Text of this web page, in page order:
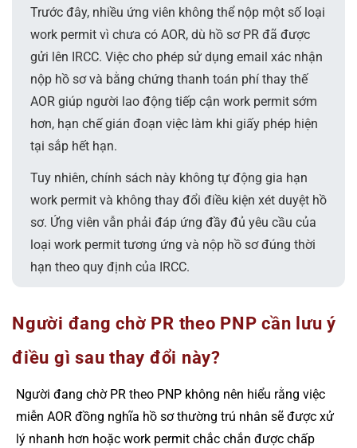
Trước đây, nhiều ứng viên không thể nộp một số loại
work permit vì chưa có AOR, dù hồ sơ PR đã được
gửi lên IRCC. Việc cho phép sử dụng email xác nhận
nộp hồ sơ và bằng chứng thanh toán phí thay thế
AOR giúp người lao động tiếp cận work permit sớm
hơn, hạn chế gián đoạn việc làm khi giấy phép hiện
tại sắp hết hạn.
Tuy nhiên, chính sách này không tự động gia hạn
work permit và không thay đổi điều kiện xét duyệt hồ
sơ. Ứng viên vẫn phải đáp ứng đầy đủ yêu cầu của
loại work permit tương ứng và nộp hồ sơ đúng thời
hạn theo quy định của IRCC.
Người đang chờ PR theo PNP cần lưu ý
điều gì sau thay đổi này?
Người đang chờ PR theo PNP không nên hiểu rằng việc
miễn AOR đồng nghĩa hồ sơ thường trú nhân sẽ được xử
lý nhanh hơn hoặc work permit chắc chắn được chấp